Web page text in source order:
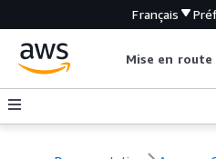
Français
Mise en route